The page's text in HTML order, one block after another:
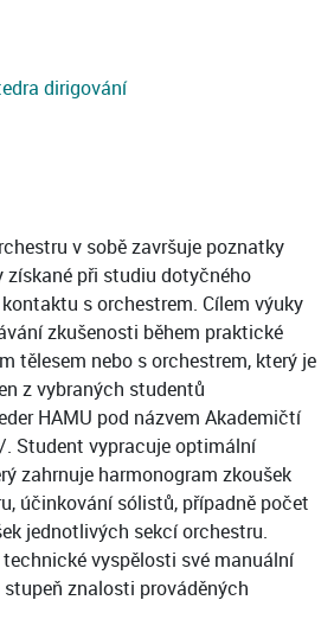
dirigování
v sobě završuje poznatky
při studiu dotyčného
s orchestrem. Cílem výuky
zkušenosti během praktické
tělesem nebo s orchestrem, který je
z vybraných studentů
HAMU pod názvem Akademičtí
Student vypracuje optimální
zahrnuje harmonogram zkoušek
účinkování sólistů, případně počet
jednotlivých sekcí orchestru.
vyspělosti své manuální
znalosti prováděných